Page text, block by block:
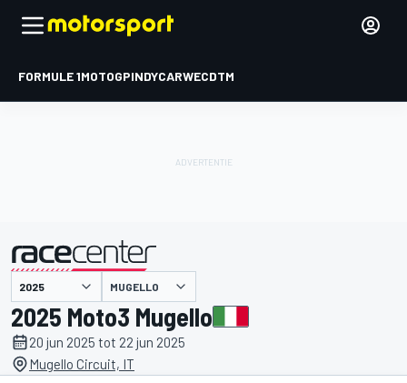
FORMULE 1MOTOGPINDYCARWECDTM
gepresenteerd door MUGELLO
2025 Moto3 Mugello
20 jun 2025 tot 22 jun 2025
Mugello Circuit, IT